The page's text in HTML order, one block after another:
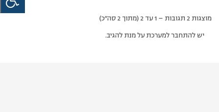
מוצגות 2 תגובות – 1 עד 2 (מתוך 2 סה״כ)
יש להתחבר למערכת על מנת להגיב.